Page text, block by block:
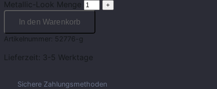
Metallic-Look Menge
In den Warenkorb
Artikelnummer: 52776-g
Lieferzeit: 3-5 Werktage
Sichere Zahlungsmethoden